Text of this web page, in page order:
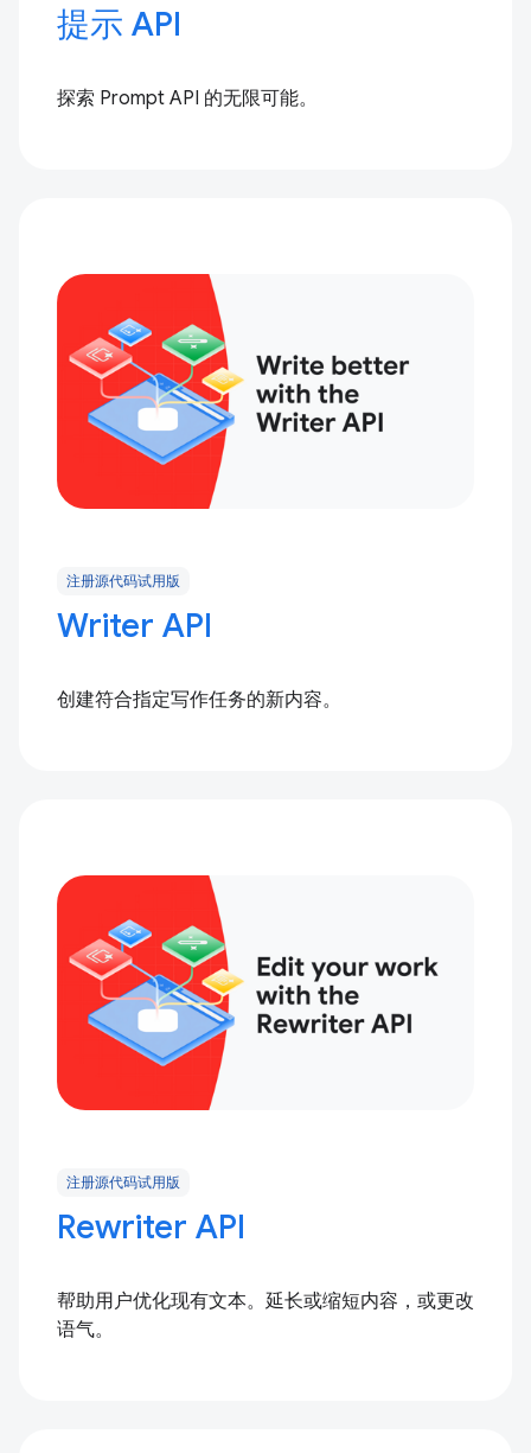
提示 API
探索 Prompt API 的无限可能。
注册源代码试用版
Writer API
创建符合指定写作任务的新内容。
注册源代码试用版
Rewriter API
帮助用户优化现有文本。延长或缩短内容，或更改
语气。